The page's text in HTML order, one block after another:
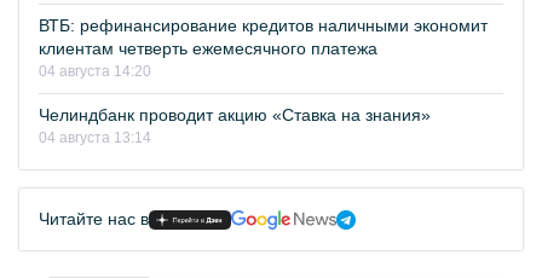
ВТБ: рефинансирование кредитов наличными экономит
клиентам четверть ежемесячного платежа
04 августа 14:20
Челиндбанк проводит акцию «Ставка на знания»
04 августа 13:14
Читайте нас в